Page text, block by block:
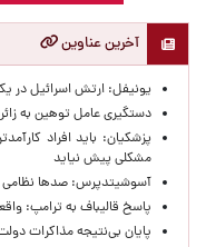
آخرین عناوین
یونیفل: ارتش اسرائیل در یک روز ۱۱۳ توپ به جنوب لبنان
دستگیری عامل توهین به
پزشکیان: باید افراد
مشکلی پیش نیاید
آسوشیتدپرس: صدها نظامی
پاسخ قالیباف به ترامپ:
پایان بی‌نتیجه مذاکرات